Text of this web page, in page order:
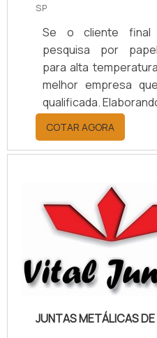
SP
Se o cliente final
pesquisa por
para alta
melhor empresa
qualificada.
por meio da
descobrindo a
mercado.MAIS
HIDRÁULICO
TEMPERATURASe
papelão
temperatura
kaelved. Uma
know-how em laudos
COTAR AGORA
JUNTAS METÁLICAS